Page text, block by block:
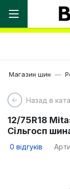
Ми
Магазин шин
Назад в
12/75R18
Сільгосп
0 відгуків